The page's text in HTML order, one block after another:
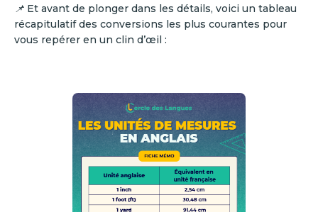
📌 Et avant de plonger dans les détails, voici un tableau
récapitulatif des conversions les plus courantes pour
vous repérer en un clin d’œil :